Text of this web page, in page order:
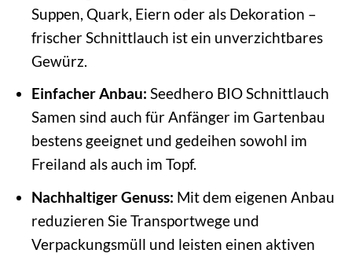
Suppen, Quark, Eiern oder als Dekoration –
frischer Schnittlauch ist ein unverzichtbares
Gewürz.
Einfacher Anbau: Seedhero BIO Schnittlauch
Samen sind auch für Anfänger im Gartenbau
bestens geeignet und gedeihen sowohl im
Freiland als auch im Topf.
Nachhaltiger Genuss: Mit dem eigenen Anbau
reduzieren Sie Transportwege und
Verpackungsmüll und leisten einen aktiven